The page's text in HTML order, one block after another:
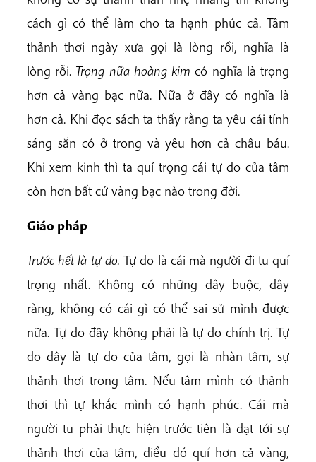
cách gì có thể làm cho ta hạnh phúc cả. Tâm
thảnh thơi ngày xưa gọi là lòng rồi, nghĩa là
lòng rỗi. Trọng nữa hoàng kimcó nghĩa là trọng
hơn cả vàng bạc nữa. Nữa ở đây có nghĩa là
hơn cả. Khi đọc sách ta thấy rằng ta yêu cái tính
sáng sẵn có ở trong và yêu hơn cả châu báu.
Khi xem kinh thì ta quí trọng cái tự do của tâm
còn hơn bất cứ vàng bạc nào trong đời.
Giáo pháp
Trước hết là tự do.Tự do là cái mà người đi tu quí
trọng nhất. Không có những dây buộc, dây
ràng, không có cái gì có thể sai sử mình được
nữa. Tự do đây không phải là tự do chính trị. Tự
do đây là tự do của tâm, gọi là nhàn tâm, sự
thảnh thơi trong tâm. Nếu tâm mình có thảnh
thơi thì tự khắc mình có hạnh phúc. Cái mà
người tu phải thực hiện trước tiên là đạt tới sự
thảnh thơi của tâm, điều đó quí hơn cả vàng,